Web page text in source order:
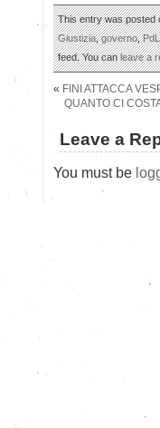
This entry was posted
Giustizia,governo,PdL
feed. You canleave a
« FINI ATTACCA
QUANTO CI
Leave a
You must be